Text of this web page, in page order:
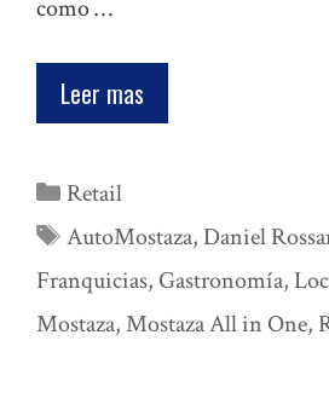
como …
Leer mas
Categorías
Retail
Etiquetas
AutoMostaza,Daniel
Franquicias, Gastronomía,
Mostaza,Mostaza All in One,